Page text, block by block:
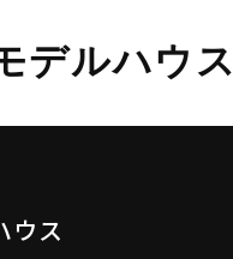
デルハウス
ウス